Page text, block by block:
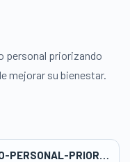
personal priorizando
mejorar su bienestar.
wwwasbanc_418publicwp-contentuploads202411ELABORANDO-MI-PRESUPUESTO-PERSONAL-PRIORIZANDO-NECESIDADES.docx